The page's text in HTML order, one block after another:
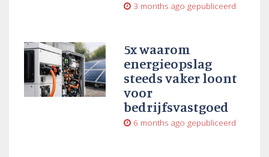
3 months ago gepubliceerd
5x waarom
energieopslag
steeds vaker loont
voor
bedrijfsvastgoed
6 months ago gepubliceerd